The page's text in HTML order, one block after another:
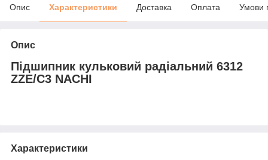
Опис Характеристики Доставка Оплата Умови
Опис
Підшипник кульковий радіальний 6312
ZZE/C3 NACHI
Характеристики